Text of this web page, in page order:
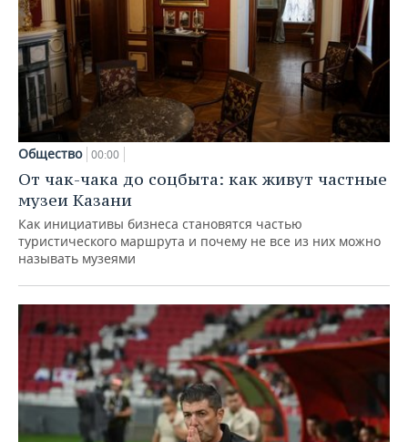
Общество 00:00
От чак-чака до соцбыта: как живут частные
музеи Казани
Как инициативы бизнеса становятся частью
туристического маршрута и почему не все из них можно
называть музеями